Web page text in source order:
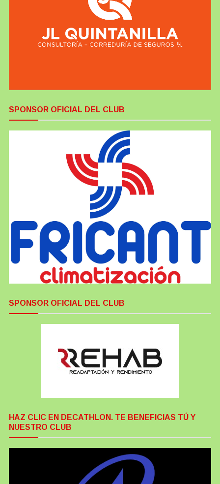
SPONSOR OFICIAL DEL CLUB
SPONSOR OFICIAL DEL CLUB
HAZ CLIC EN DECATHLON. TE BENEFICIAS TÚ Y
NUESTRO CLUB